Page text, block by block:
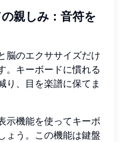
親しみ：音符を
脳のエクササイズだけ
。キーボードに慣れる
り、目を楽譜に保てま
示機能を使ってキーボ
ょう。この機能は鍵盤